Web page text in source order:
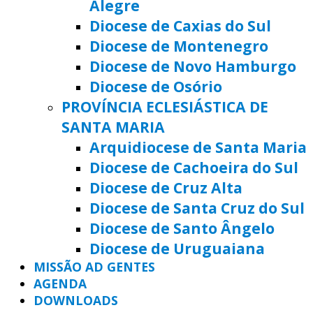
Alegre
Diocese de Caxias do Sul
Diocese de Montenegro
Diocese de Novo Hamburgo
Diocese de Osório
PROVÍNCIA ECLESIÁSTICA DE
SANTA MARIA
Arquidiocese de Santa Maria
Diocese de Cachoeira do Sul
Diocese de Cruz Alta
Diocese de Santa Cruz do Sul
Diocese de Santo Ângelo
Diocese de Uruguaiana
MISSÃO AD GENTES
AGENDA
DOWNLOADS